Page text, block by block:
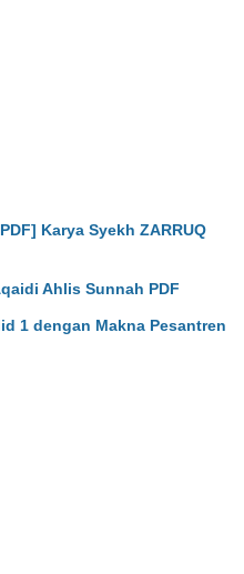
Karya Syekh ZARRUQ
Ahlis Sunnah PDF
1 dengan Makna Pesantren